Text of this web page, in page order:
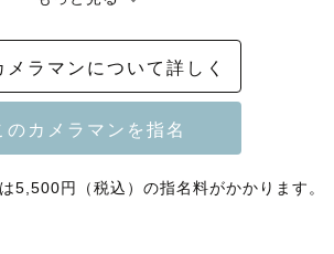
相談可能です。
るお客様には
メラマンについて詳しく
5,500円（税込）の指名料がかかります。